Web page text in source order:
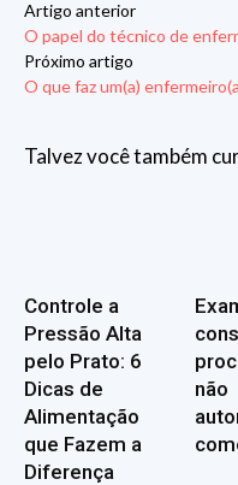
Artigo anterior
O papel do técnico de
Próximo artigo
O que faz um(a)
Talvez você também
Controle a
Pressão Alta
pelo Prato: 6
Dicas de
Alimentação
que Fazem a
Diferença
não